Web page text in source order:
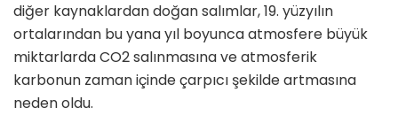
diğer kaynaklardan doğan salımlar, 19. yüzyılın
ortalarından bu yana yıl boyunca atmosfere büyük
miktarlarda CO2 salınmasına ve atmosferik
karbonun zaman içinde çarpıcı şekilde artmasına
neden oldu.